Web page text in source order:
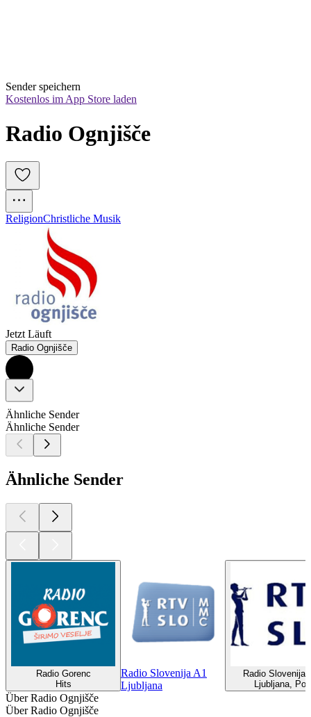
Sender speichern
Kostenlos im App Store laden
Radio Ognjišče
ReligionChristliche Musik
Jetzt Läuft
Radio Ognjišče
Ähnliche Sender
Ähnliche Sender
Ähnliche Sender
Radio Gorenc
Hits
Radio Slovenija A1
Ljubljana
Radio Slovenija
Ljubljana, Pop
Über Radio Ognjišče
Über Radio Ognjišče